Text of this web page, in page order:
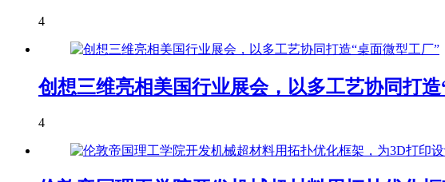
4
创想三维亮相美国行业展会，以多工艺协同打
4